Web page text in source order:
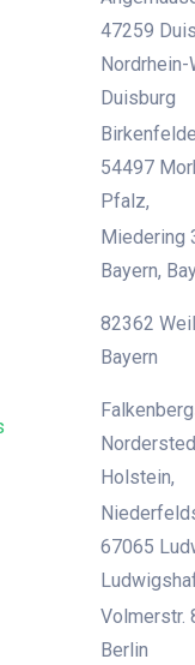
47259
Duisburg
54497
Pfalz,
Miedering
Bayern,
82362
Bayern
Holstein,
67065
Volmerstr.
Berlin